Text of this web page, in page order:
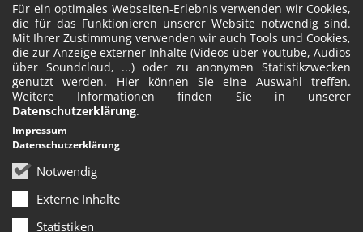
Für ein optimales Webseiten-Erlebnis verwenden wir Cookies,
die für das Funktionieren unserer Website notwendig sind.
Mit Ihrer Zustimmung verwenden wir auch Tools und Cookies,
die zur Anzeige externer Inhalte (Videos über Youtube, Audios
über Soundcloud, ...) oder zu anonymen Statistikzwecken
genutzt werden. Hier können Sie eine Auswahl treffen.
Weitere Informationen finden Sie in unserer
Datenschutzerklärung.
Notwendig
Externe Inhalte
Statistiken
Impressum
Datenschutzerklärung